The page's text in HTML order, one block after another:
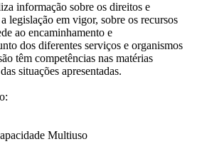
informação sobre os direitos e
legislação em vigor, sobre os recursos
ao encaminhamento e
dos diferentes serviços e organismos
têm competências nas matérias
situações apresentadas.
Multiuso